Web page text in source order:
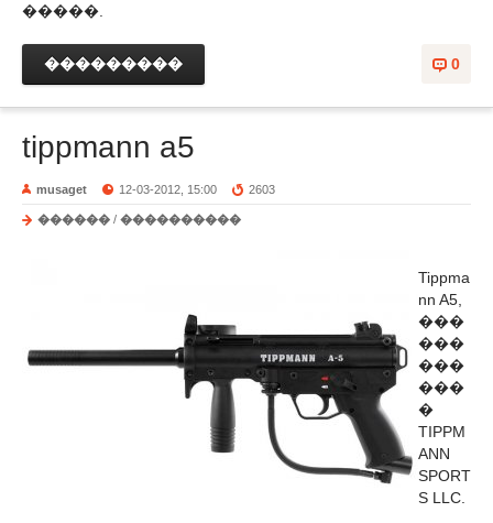
�����.
0
���������
tippmann a5
musaget 12-03-2012, 15:00 2603
������ / ����������
Tippma
nn A5,
���
���
���
���
�
TIPPM
ANN
SPORT
S LLC.